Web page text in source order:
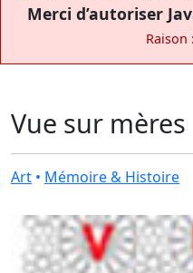
Merci d’autoriser
Raison
Vue sur mères
Art • Mémoire & Histoire